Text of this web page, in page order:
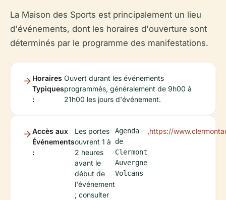
La Maison des Sports est principalement un lieu
d'événements, dont les horaires d'ouverture sont
déterminés par le programme des manifestations.
Horaires
Typiques
:
Ouvert durant les événements
programmés, généralement de 9h00 à
21h00 les jours d'événement.
Accès aux
Événements
:
Les portes
ouvrent 1 à
2 heures
avant le
début de
l'événement
; consulter
Agenda
de
Clermont
Auvergne
Volcans
,https://